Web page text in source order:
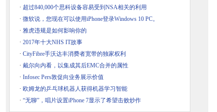
· 超过840,000个思科设备容易受到NSA相关的利用
· 微软说，您现在可以使用iPhone登录Windows 10 PC。
· 雅虎违规是如何影响你的
· 2017年十大NHS IT故事
· CityFibre手沃达丰消费者宽带的独家权利
· 戴尔向内看，以集成其后EMC合并的属性
· Infosec Pers敦促向业务展示价值
· 欧姆龙的乒乓球机器人获得机器学习智能
· “无聊”，唱片设置iPhone 7显示了希望击败炒作